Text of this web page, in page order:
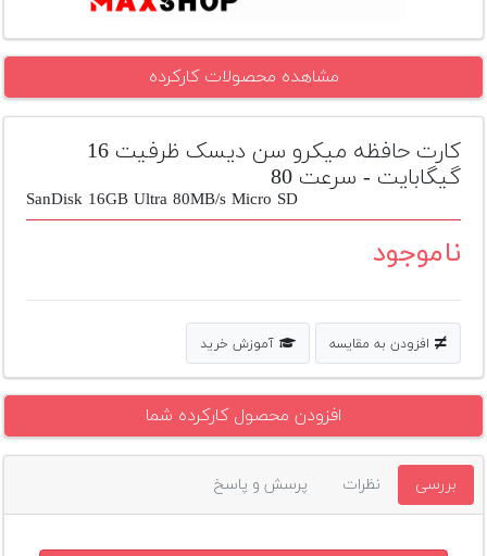
مکث
محصول
دست
لیست
مشاهده محصولات کارکرده
کارت حافظه میکرو سن دیسک ظرفیت 16
گیگابایت - سرعت 80
SanDisk 16GB Ultra 80MB/s Micro SD
ناموجود
افزودن به مقایسه آموزش خرید
افزودن محصول کارکرده شما
بررسی نظرات پرسش و پاسخ